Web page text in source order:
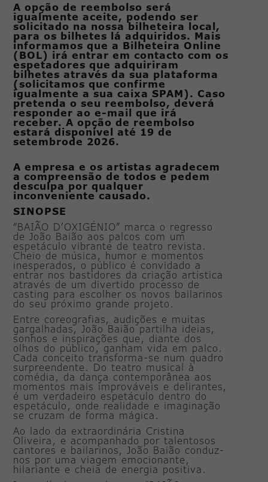
A opção de reembolso será
igualmente aceite, podendo ser
solicitado na nossa bilheteira local,
para os bilhetes lá adquiridos. Mais
informamos que a Bilheteira Online
(BOL) irá entrar em contacto com os
espetadores que adquiriram
bilhetes através da sua plataforma
(solicitamos que confirme
igualmente a sua caixa SPAM). Caso
pretenda o seu reembolso, deverá
responder ao e-mail que irá
receber. A opção de reembolso
estará disponível até 19 de
setembrode 2026.
A empresa e os artistas agradecem
a compreensão de todos e pedem
desculpa por qualquer
inconveniente causado.
SINOPSE
“BAIÃO D’OXIGÉNIO” marca o regresso
de João Baião aos palcos com um
espetáculo vibrante de teatro revista.
Cheio de música, humor e momentos
inesperados, o público é convidado a
entrar nos bastidores da criação artística
através de um divertido processo de
casting para escolher os novos bailarinos
do seu próximo grande projeto.
Entre coreografias, audições e muitas
gargalhadas, João Baião partilha ideias,
sonhos e inspirações que, diante dos
olhos do público, ganham vida em palco.
Cada conceito transforma-se num quadro
surpreendente. Do teatro musical à
comédia, da dança contemporânea aos
momentos mais improváveis e delirantes,
é um verdadeiro espetáculo dentro do
espetáculo, onde realidade e imaginação
se cruzam de forma mágica.
Ao lado da extraordinária Cristina
Oliveira, e acompanhado por talentosos
cantores e bailarinos, João Baião conduz-
nos por uma viagem emocionante,
hilariante e cheia de energia positiva.